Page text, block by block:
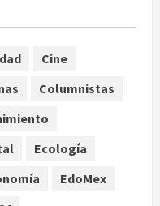
Pony’ con fusil M4,
en carretera de
Cine
Columnistas
Ecología
EdoMex